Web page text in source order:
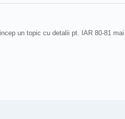
un topic cu detalii pt. IAR 80-81